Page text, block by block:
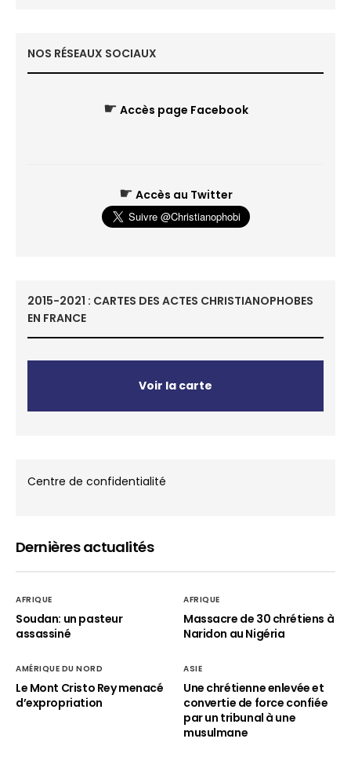
NOS RÉSEAUX SOCIAUX
☛ Accès page Facebook
☛ Accès au Twitter
2015-2021 : CARTES DES ACTES CHRISTIANOPHOBES
EN FRANCE
Voir la carte
Centre de confidentialité
Dernières actualités
AFRIQUE
Soudan: un pasteur
assassiné
AFRIQUE
Massacre de 30 chrétiens à
Naridon au Nigéria
AMÉRIQUE DU NORD
Le Mont Cristo Rey menacé
d’expropriation
ASIE
Une chrétienne enlevée et
convertie de force confiée
par un tribunal à une
musulmane